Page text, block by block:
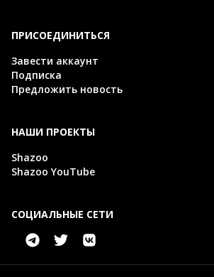
ПРИСОЕДИНИТЬСЯ
Завести аккаунт
Подписка
Предложить новость
НАШИ ПРОЕКТЫ
Shazoo
Shazoo YouTube
СОЦИАЛЬНЫЕ СЕТИ